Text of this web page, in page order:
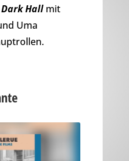
Hallmit
Uma